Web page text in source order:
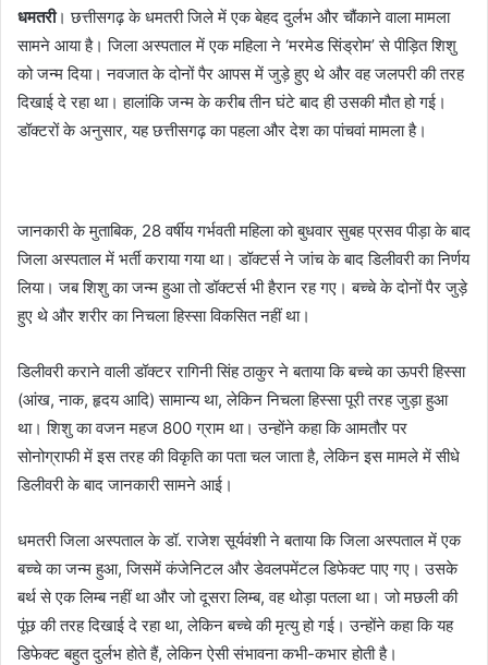
धमतरी। छत्तीसगढ़ के धमतरी जिले में एक बेहद दुर्लभ और चौंकाने वाला मामला
सामने आया है। जिला अस्पताल में एक महिला ने ‘मरमेड सिंड्रोम’ से पीड़ित शिशु
को जन्म दिया। नवजात के दोनों पैर आपस में जुड़े हुए थे और वह जलपरी की तरह
दिखाई दे रहा था। हालांकि जन्म के करीब तीन घंटे बाद ही उसकी मौत हो गई।
डॉक्टरों के अनुसार, यह छत्तीसगढ़ का पहला और देश का पांचवां मामला है।
जानकारी के मुताबिक, 28 वर्षीय गर्भवती महिला को बुधवार सुबह प्रसव पीड़ा के बाद
जिला अस्पताल में भर्ती कराया गया था। डॉक्टर्स ने जांच के बाद डिलीवरी का निर्णय
लिया। जब शिशु का जन्म हुआ तो डॉक्टर्स भी हैरान रह गए। बच्चे के दोनों पैर जुड़े
हुए थे और शरीर का निचला हिस्सा विकसित नहीं था।
डिलीवरी कराने वाली डॉक्टर रागिनी सिंह ठाकुर ने बताया कि बच्चे का ऊपरी हिस्सा
(आंख, नाक, हृदय आदि) सामान्य था, लेकिन निचला हिस्सा पूरी तरह जुड़ा हुआ
था। शिशु का वजन महज 800 ग्राम था। उन्होंने कहा कि आमतौर पर
सोनोग्राफी में इस तरह की विकृति का पता चल जाता है, लेकिन इस मामले में सीधे
डिलीवरी के बाद जानकारी सामने आई।
धमतरी जिला अस्पताल के डॉ. राजेश सूर्यवंशी ने बताया कि जिला अस्पताल में एक
बच्चे का जन्म हुआ, जिसमें कंजेनिटल और डेवलपमेंटल डिफेक्ट पाए गए। उसके
बर्थ से एक लिम्ब नहीं था और जो दूसरा लिम्ब, वह थोड़ा पतला था। जो मछली की
पूंछ की तरह दिखाई दे रहा था, लेकिन बच्चे की मृत्यु हो गई। उन्होंने कहा कि यह
डिफेक्ट बहुत दुर्लभ होते हैं, लेकिन ऐसी संभावना कभी-कभार होती है।